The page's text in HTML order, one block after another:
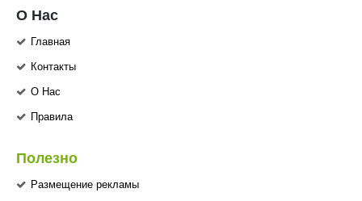
О Нас
Главная
Контакты
О Нас
Правила
Полезно
Размещение рекламы